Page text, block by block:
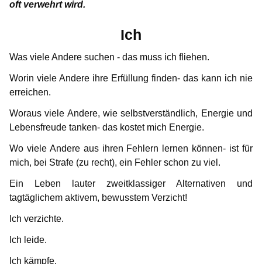
Contributors
Thoughts on childlove symbolism
Doubly affected
FAQ – Frequently Asked Questions
NewMan
Marco
Max
Markus
Johann
Klase
Information for media representatives
Events
Educational services
Gedanken einer Anwältin
Where i can find help?
Similar platforms
Forum
Archiv
oft verwehrt wird.
Ich
Was viele Andere suchen - das muss ich fliehen.
Worin viele Andere ihre Erfüllung finden- das kann ich nie
erreichen.
Woraus viele Andere, wie selbstverständlich, Energie und
Lebensfreude tanken- das kostet mich Energie.
Wo viele Andere aus ihren Fehlern lernen können- ist für
mich, bei Strafe (zu recht), ein Fehler schon zu viel.
Ein Leben lauter zweitklassiger Alternativen und
tagtäglichem aktivem, bewusstem Verzicht!
Ich verzichte.
Ich leide.
Ich kämpfe.
Marcos Ehrenkodex für Pädophile
„Sag mal, tut dir das gut?“
Meine Strategien
Ein Traum
Gedanken zur Liebe – eine Antwort an Gabriel
Sonnenaufgang
Was ich in der Therapie gelernt habe
Was motiviert euch?
Wie ich zum ersten Mal ein Kind auf dem Arm hielt
Markus
Suizid
Angst und Liebe
Karamello
Klase
Takeru